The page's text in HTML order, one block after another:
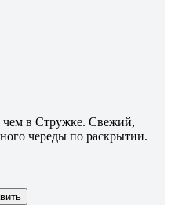
чем в Стружке. Свежий,
череды по раскрытии.